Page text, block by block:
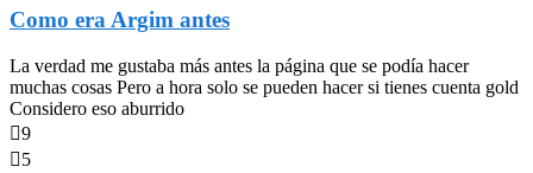
Como era Argim antes
La verdad me gustaba más antes la página que se podía hacer
muchas cosas Pero a hora solo se pueden hacer si tienes cuenta gold
Considero eso aburrido
9
5